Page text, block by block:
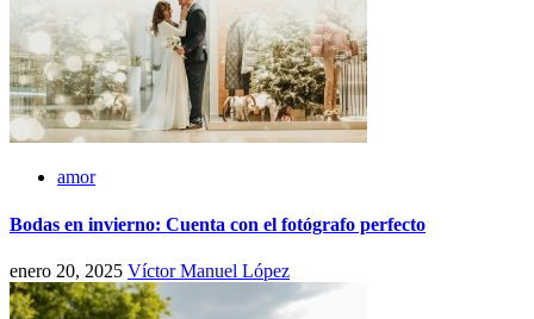
amor
Bodas en invierno: Cuenta con el fotógrafo perfecto
enero 20, 2025 Víctor Manuel López